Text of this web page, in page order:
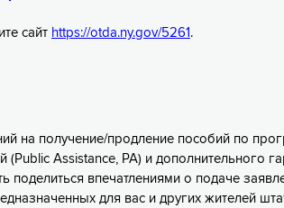
сайт https://otda.ny.gov/5261 .
на получение/продление пособий по
Assistance, PA) и дополнительного
впечатлениями о подаче
для вас и других жителей